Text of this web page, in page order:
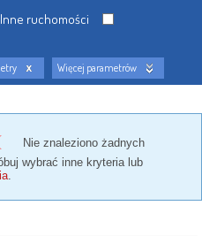
Inne ruchomości
Więcej parametrów
Nie znaleziono żadnych
wybrać inne kryteria lub